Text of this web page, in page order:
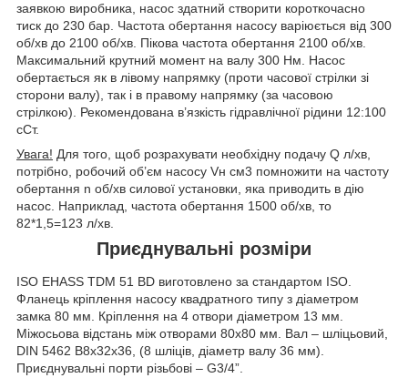
заявкою виробника, насос здатний створити короткочасно
тиск до 230 бар. Частота обертання насосу варіюється від 300
об/хв до 2100 об/хв. Пікова частота обертання 2100 об/хв.
Максимальний крутний момент на валу 300 Нм. Насос
обертається як в лівому напрямку (проти часової стрілки зі
сторони валу), так і в правому напрямку (за часовою
стрілкою). Рекомендована в’язкість гідравлічної рідини 12:100
сСт.
Увага! Для того, щоб розрахувати необхідну подачу Q л/хв,
потрібно, робочий об’єм насосу Vн см3 помножити на частоту
обертання n об/хв силової установки, яка приводить в дію
насос. Наприклад, частота обертання 1500 об/хв, то
82*1,5=123 л/хв.
Приєднувальні розміри
ISO EHASS TDM 51 BD виготовлено за стандартом ISO.
Фланець кріплення насосу квадратного типу з діаметром
замка 80 мм. Кріплення на 4 отвори діаметром 13 мм.
Міжосьова відстань між отворами 80х80 мм. Вал – шліцьовий,
DIN 5462 B8x32x36, (8 шліців, діаметр валу 36 мм).
Приєднувальні порти різьбові – G3/4”.